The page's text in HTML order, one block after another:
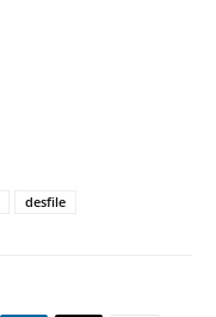
desfile